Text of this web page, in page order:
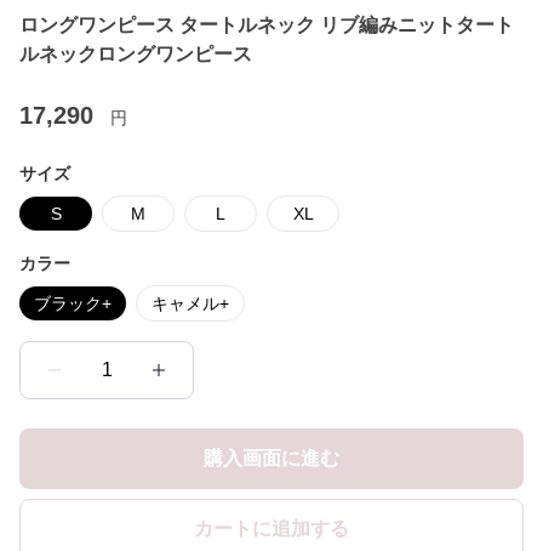
ロングワンピース タートルネック リブ編みニットタート
ルネックロングワンピース
17,290 円
サイズ
S M L XL
カラー
ブラック+ キャメル+
1
購入画面に進む
カートに追加する